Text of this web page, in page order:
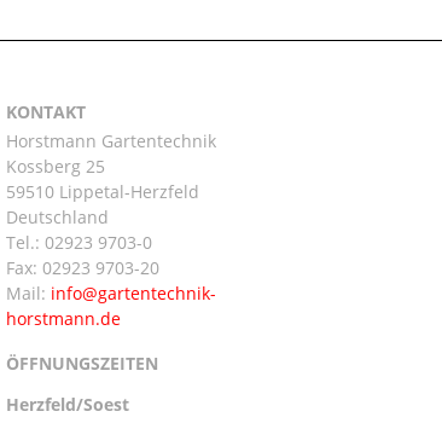
KONTAKT
Horstmann Gartentechnik
Kossberg 25
59510 Lippetal-Herzfeld
Deutschland
Tel.: 02923 9703-0
Fax: 02923 9703-20
Mail:
ÖFFNUNGSZEITEN
Herzfeld/Soest